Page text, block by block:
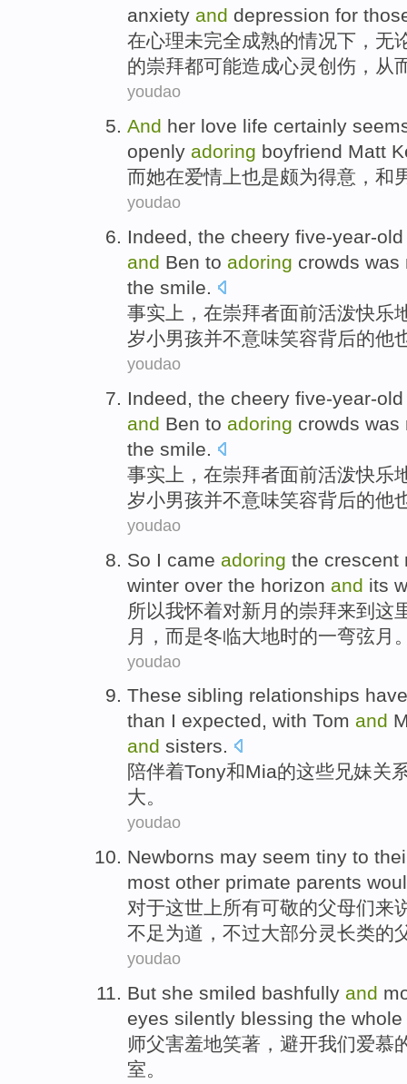
anxiety and depression for
在心理未完全成熟的情况下， 无
的崇拜都可能造成心灵创伤， 从
youdao
And her love life certainly
openly adoring boyfriend Matt
而她在爱情 上也是颇为得意，和
youdao
Indeed, the cheery five-year-old
and Ben to adoring crowds was
the smile.
事实上 ， 在崇拜者面前活泼快乐
岁小男孩并不意味笑容背后的他
youdao
Indeed, the cheery five-year-old
and Ben to adoring crowds was
the smile.
事实上 ， 在崇拜者面前活泼快乐
岁小男孩并不意味笑容背后的他
youdao
So I came adoring the crescent
winter over the horizon and its
所以我怀着对新月的崇拜来到这
月，而是冬临大地时的一弯弦月
youdao
These sibling relationships have
than I expected, with Tom and
and sisters.
陪伴着Tony和Mia的这些兄妹关
大。
youdao
Newborns may seem tiny to
most other primate parents
对于这世上所有可敬的父母们来
不足为道， 不过大部分灵长类的
youdao
But she smiled bashfully and
eyes silently blessing the whole
师父害羞地笑著，避开我们爱慕
室。